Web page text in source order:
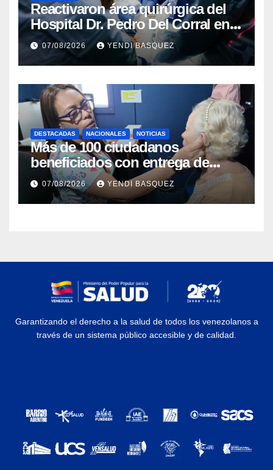
Reactivaron área quirúrgica del
Hospital Dr. Pedro Del Corral en
Guárico
07/08/2026 YENDI BASQUEZ
DESTACADAS NACIONALES NOTICIAS
Más de 100 ciudadanos
beneficiados con entrega de
prótesis auditivas en el Centro de
Rehabilitación J.J. Arvelo
07/08/2026 YENDI BASQUEZ
Garantizando el derecho a la salud de todos los venezolanos a
través de un sistema público accesible y de calidad.